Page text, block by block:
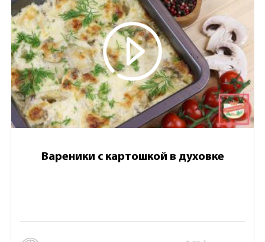
Вареники с картошкой в духовке